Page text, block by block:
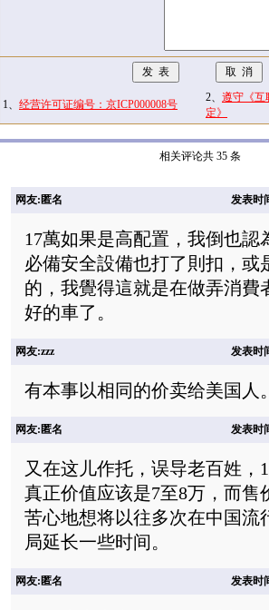
1、 经营许可证编号：京ICP000008号
2、 遵守《互
定》
相关评论共 35 条
网友:匿名 发表时
17萬如果是高配置，我倒也
必備安全設備也打了則扣，或
的，我覺得這就是在做弄消費
好的車了。
网友:zzz 发表时
有本事以相同的价卖给美国人
网友:匿名 发表时
又在这儿作托，误导老百姓
真正价值应该是7至8万，而售
苦心地想将以往多次在中国流
局延长一些时间。
网友:匿名 发表时